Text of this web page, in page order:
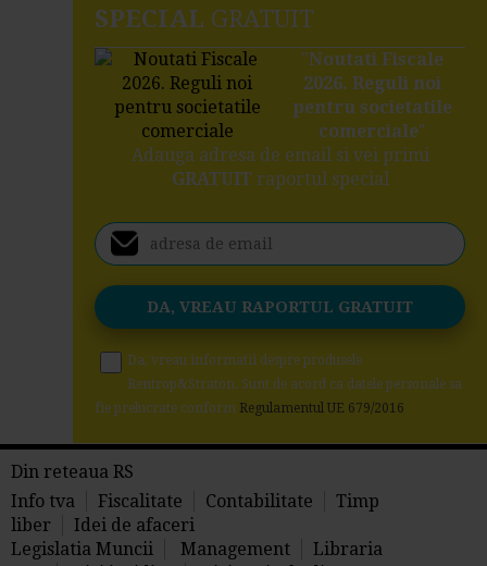
SPECIAL GRATUIT
"Noutati Fiscale
2026. Reguli noi
pentru societatile
comerciale"
Adauga adresa de email si vei primi
GRATUITraportul special
Da, vreau informatii despre produsele
Rentrop&Straton. Sunt de acord ca datele personale sa
fie prelucrate conform Regulamentul UE 679/2016
Din reteaua RS
Info tva
Fiscalitate Contabilitate
Timp
liber
Idei de afaceri
Legislatia Muncii
Management
Libraria